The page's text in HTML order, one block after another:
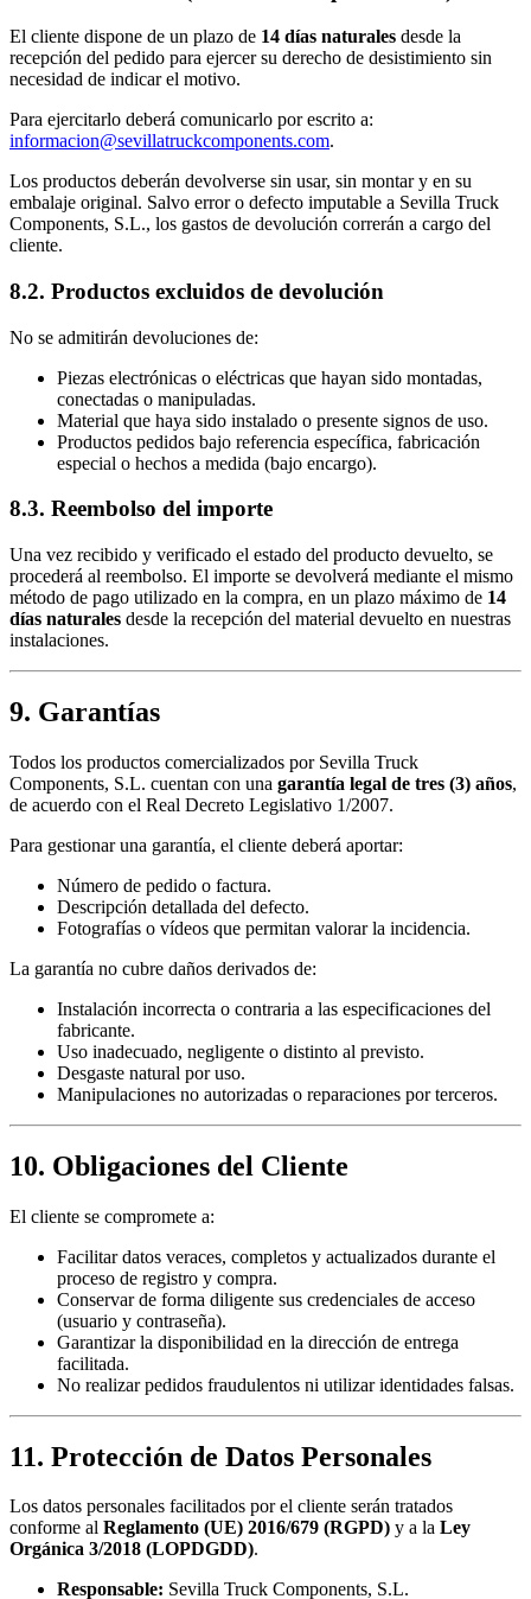
El cliente dispone de un plazo de 14 días naturales desde la
recepción del pedido para ejercer su derecho de desistimiento sin
necesidad de indicar el motivo.
Para ejercitarlo deberá comunicarlo por escrito a:
informacion@sevillatruckcomponents.com.
Los productos deberán devolverse sin usar, sin montar y en su
embalaje original. Salvo error o defecto imputable a Sevilla Truck
Components, S.L., los gastos de devolución correrán a cargo del
cliente.
8.2. Productos excluidos de devolución
No se admitirán devoluciones de:
Piezas electrónicas o eléctricas que hayan sido montadas,
conectadas o manipuladas.
Material que haya sido instalado o presente signos de uso.
Productos pedidos bajo referencia específica, fabricación
especial o hechos a medida (bajo encargo).
8.3. Reembolso del importe
Una vez recibido y verificado el estado del producto devuelto, se
procederá al reembolso. El importe se devolverá mediante el mismo
método de pago utilizado en la compra, en un plazo máximo de 14
días naturales desde la recepción del material devuelto en nuestras
instalaciones.
9. Garantías
Todos los productos comercializados por Sevilla Truck
Components, S.L. cuentan con una garantía legal de tres (3) años,
de acuerdo con el Real Decreto Legislativo 1/2007.
Para gestionar una garantía, el cliente deberá aportar:
Número de pedido o factura.
Descripción detallada del defecto.
Fotografías o vídeos que permitan valorar la incidencia.
La garantía no cubre daños derivados de:
Instalación incorrecta o contraria a las especificaciones del
fabricante.
Uso inadecuado, negligente o distinto al previsto.
Desgaste natural por uso.
Manipulaciones no autorizadas o reparaciones por terceros.
10. Obligaciones del Cliente
El cliente se compromete a:
Facilitar datos veraces, completos y actualizados durante el
proceso de registro y compra.
Conservar de forma diligente sus credenciales de acceso
(usuario y contraseña).
Garantizar la disponibilidad en la dirección de entrega
facilitada.
No realizar pedidos fraudulentos ni utilizar identidades falsas.
11. Protección de Datos Personales
Los datos personales facilitados por el cliente serán tratados
conforme al Reglamento (UE) 2016/679 (RGPD) y a la Ley
Orgánica 3/2018 (LOPDGDD).
Responsable: Sevilla Truck Components, S.L.